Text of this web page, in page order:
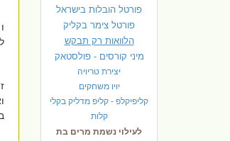
פורטל הובלות בישראל
פורטל צימר בקליק
הלוואות רק תבקש
מיני קורסים - פולסטאק
יצירת טריויה
יויו משחקים
קליפיקלפ - קליפ מדליק בקלי
קלות
לעילוי נשמת מרים בת